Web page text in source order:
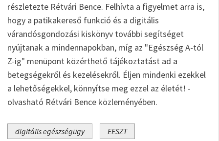
részletezte Rétvári Bence. Felhívta a figyelmet arra is,
hogy a patikakereső funkció és a digitális
várandósgondozási kiskönyv további segítséget
nyújtanak a mindennapokban, míg az "Egészség A-tól
Z-ig" menüpont közérthető tájékoztatást ad a
betegségekről és kezelésekről. Éljen mindenki ezekkel
a lehetőségekkel, könnyítse meg ezzel az életét! -
olvasható Rétvári Bence közleményében.
digitális egészségügy EESZT